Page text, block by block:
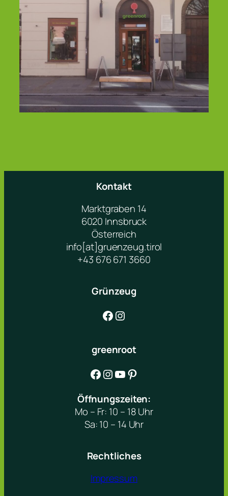
Kontakt
Marktgraben 14
6020 Innsbruck
Österreich
info[at]gruenzeug.tirol
+43 676 671 3660
Grünzeug
Facebook Instagram
greenroot
Facebook Instagram YouTube Pinterest
Öffnungszeiten:
Mo – Fr: 10 – 18 Uhr
Sa: 10 – 14 Uhr
Rechtliches
Impressum